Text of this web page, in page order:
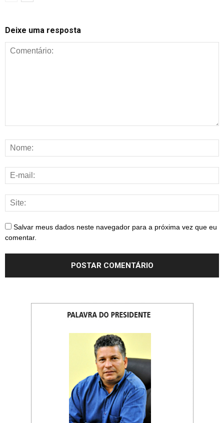
Deixe uma resposta
Salvar meus dados neste navegador para a próxima vez que eu
comentar.